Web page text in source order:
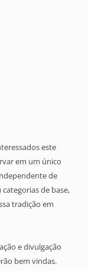
este
em um único
de
de base,
tradição em
e divulgação
bem vindas.